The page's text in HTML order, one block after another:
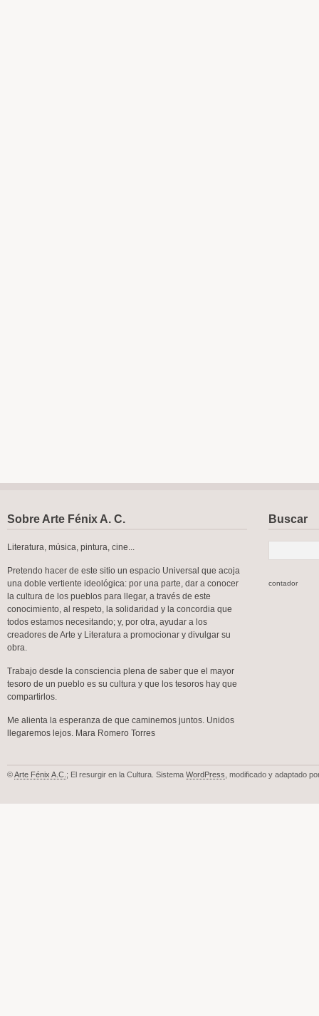
Sobre Arte Fénix A. C.
Literatura, música, pintura, cine...
Pretendo hacer de este sitio un espacio Universal que acoja
una doble vertiente ideológica: por una parte, dar a conocer
la cultura de los pueblos para llegar, a través de este
conocimiento, al respeto, la solidaridad y la concordia que
todos estamos necesitando; y, por otra, ayudar a los
creadores de Arte y Literatura a promocionar y divulgar su
obra.
Trabajo desde la consciencia plena de saber que el mayor
tesoro de un pueblo es su cultura y que los tesoros hay que
compartirlos.
Me alienta la esperanza de que caminemos juntos. Unidos
llegaremos lejos. Mara Romero Torres
Buscar
contador
©Arte Fénix A.C. ; El resurgir en la Cultura. Sistema WordPress , modificado y adaptado